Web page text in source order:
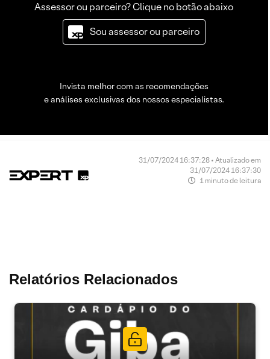
Assessor ou parceiro? Clique no botão abaixo
Sou assessor ou parceiro
Invista melhor com as recomendações
e análises exclusivas dos nossos especialistas.
31/07/2024 16:37:28 • Atualizado em
31/07/2024 16:37:30
1 minuto de leitura
Relatórios Relacionados